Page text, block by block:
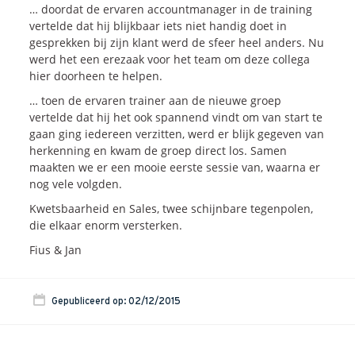
Vlogs
Cases
Neem Contact op
Contact
Inschrijven SalesCultuur-nieuws
… doordat de ervaren accountmanager in de training
vertelde dat hij blijkbaar iets niet handig doet in
gesprekken bij zijn klant werd de sfeer heel anders. Nu
werd het een erezaak voor het team om deze collega
hier doorheen te helpen.
… toen de ervaren trainer aan de nieuwe groep
vertelde dat hij het ook spannend vindt om van start te
gaan ging iedereen verzitten, werd er blijk gegeven van
herkenning en kwam de groep direct los. Samen
maakten we er een mooie eerste sessie van, waarna er
nog vele volgden.
Kwetsbaarheid en Sales, twee schijnbare tegenpolen,
die elkaar enorm versterken.
Fius & Jan
Gepubliceerd op: 02/12/2015